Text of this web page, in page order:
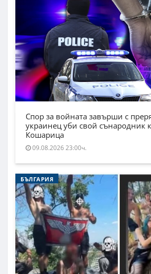
Спор за войната завърши с
украинец уби свой сънародник
Кошарица
09.08.2026 23:00ч.
БЪЛГАРИЯ